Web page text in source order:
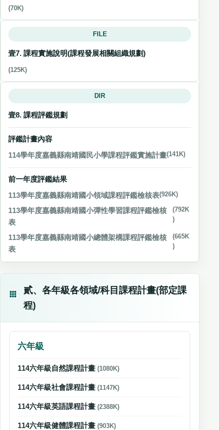
(70K)
FILE
壹7. 課程實施說明(課程發展相關組織規劃)
(125K)
DIR
壹8. 課程評鑑規劃
評鑑計畫內容
114學年度嘉義縣南靖國民小學課程評鑑實施計畫(141K)
前一年度評鑑結果
113學年度嘉義縣南靖國小領域課程評鑑檢核表(926K)
113學年度嘉義縣南靖國小彈性學習課程評鑑檢核
表
(792K
)
113學年度嘉義縣南靖國小總體架構課程評鑑檢核
表
(665K
)
貳、各年級各領域/科目課程計畫(部定課
程)
六年級
114六年級自然課程計畫 (1080K)
114六年級社會課程計畫 (1147K)
114六年級英語課程計畫 (2388K)
114六年級健體課程計畫 (903K)